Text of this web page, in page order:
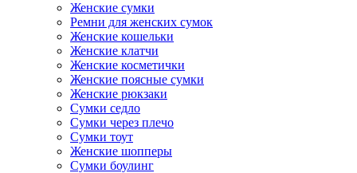
Женские сумки
Ремни для женских сумок
Женские кошельки
Женские клатчи
Женские косметички
Женские поясные сумки
Женские рюкзаки
Сумки седло
Сумки через плечо
Сумки тоут
Женские шопперы
Сумки боулинг